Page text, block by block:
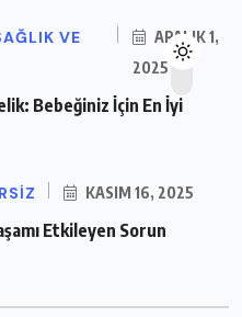
VE
ARALIK 1,
2025
Bebeğiniz İçin En İyi
KASIM 16, 2025
Etkileyen Sorun